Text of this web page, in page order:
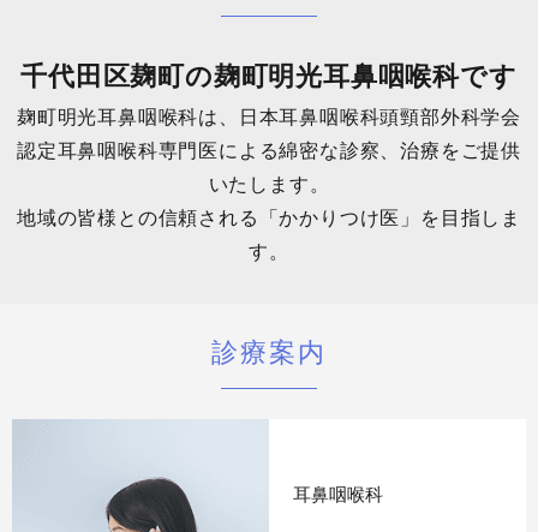
千代田区麹町の麹町明光耳鼻咽喉科です
麹町明光耳鼻咽喉科は、日本耳鼻咽喉科頭頸部外科学会
認定耳鼻咽喉科専門医による綿密な診察、治療をご提供
いたします。
地域の皆様との信頼される「かかりつけ医」を目指しま
す。
診療案内
耳鼻咽喉科